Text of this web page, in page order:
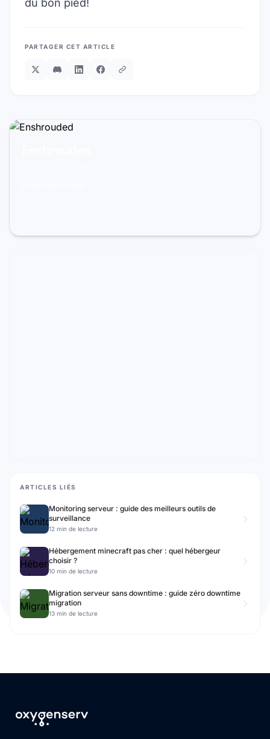
du bon pied!
PARTAGER CET ARTICLE
ARTICLES LIÉS
Monitoring serveur : guide des meilleurs outils de
surveillance
12 min de lecture
Hébergement minecraft pas cher : quel hébergeur
choisir ?
10 min de lecture
Migration serveur sans downtime : guide zéro downtime
migration
13 min de lecture